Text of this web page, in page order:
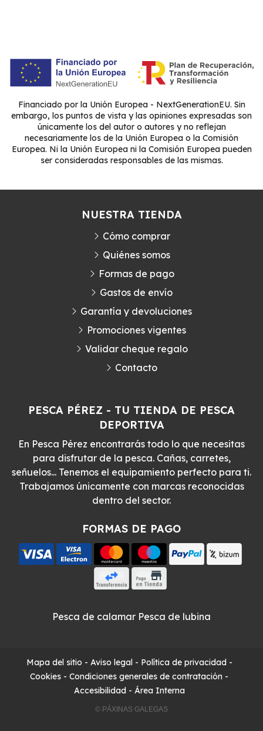
Financiado por la Unión Europea - NextGenerationEU. Sin
embargo, los puntos de vista y las opiniones expresadas son
únicamente los del autor o autores y no reflejan
necesariamente los de la Unión Europea o la Comisión
Europea. Ni la Unión Europea ni la Comisión Europea pueden
ser consideradas responsables de las mismas.
PESCA PÉREZ - TU TIENDA DE PESCA
DEPORTIVA
En Pesca Pérez encontrarás todo lo que necesitas
para disfrutar de la pesca. Cañas, carretes,
señuelos... Tenemos el equipamiento perfecto para ti.
Trabajamos únicamente con marcas reconocidas
dentro del sector.
FORMAS DE PAGO
NUESTRA TIENDA
Cómo comprar
Quiénes somos
Formas de pago
Gastos de envío
Garantía y devoluciones
Promociones vigentes
Validar cheque regalo
Contacto
Pesca de calamar Pesca de lubina
Mapa del sitio - Aviso legal- Política de privacidad-
Cookies - Condiciones generales de contratación -
Accesibilidad- Área Interna
© PÁXINAS GALEGAS